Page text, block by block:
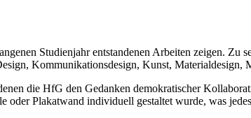
Studienjahr entstandenen Arbeiten zeigen. Zu
Kommunikationsdesign, Kunst, Materialdesign,
die HfG den Gedanken demokratischer
Plakatwand individuell gestaltet wurde, was